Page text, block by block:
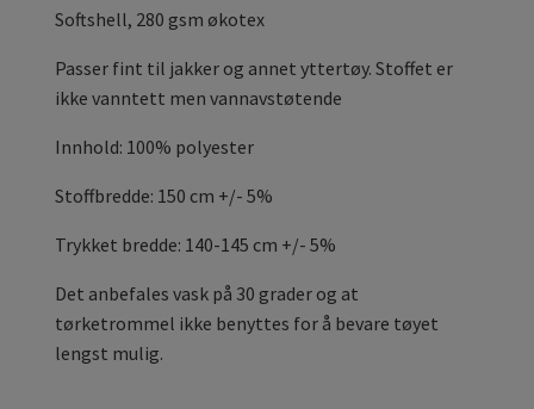
Softshell, 280 gsm økotex
Passer fint til jakker og annet yttertøy. Stoffet er
ikke vanntett men vannavstøtende
Innhold: 100% polyester
Stoffbredde: 150 cm +/- 5%
Trykket bredde: 140-145 cm +/- 5%
Det anbefales vask på 30 grader og at
tørketrommel ikke benyttes for å bevare tøyet
lengst mulig.